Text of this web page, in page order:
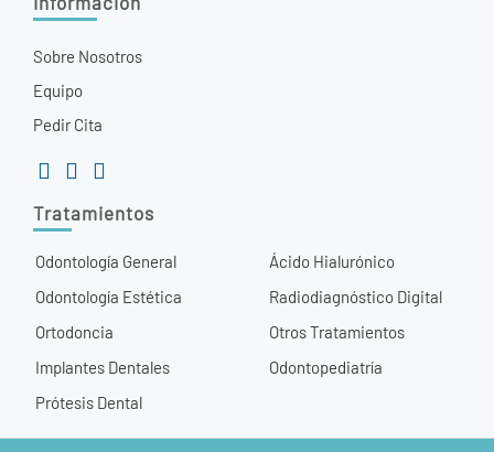
Sobre Nosotros
Equipo
Pedir Cita
Tratamientos
Odontología General
Odontología Estética
Ortodoncia
Implantes Dentales
Prótesis Dental
Ácido Hialurónico
Radiodiagnóstico Digital
Otros Tratamientos
Odontopediatría